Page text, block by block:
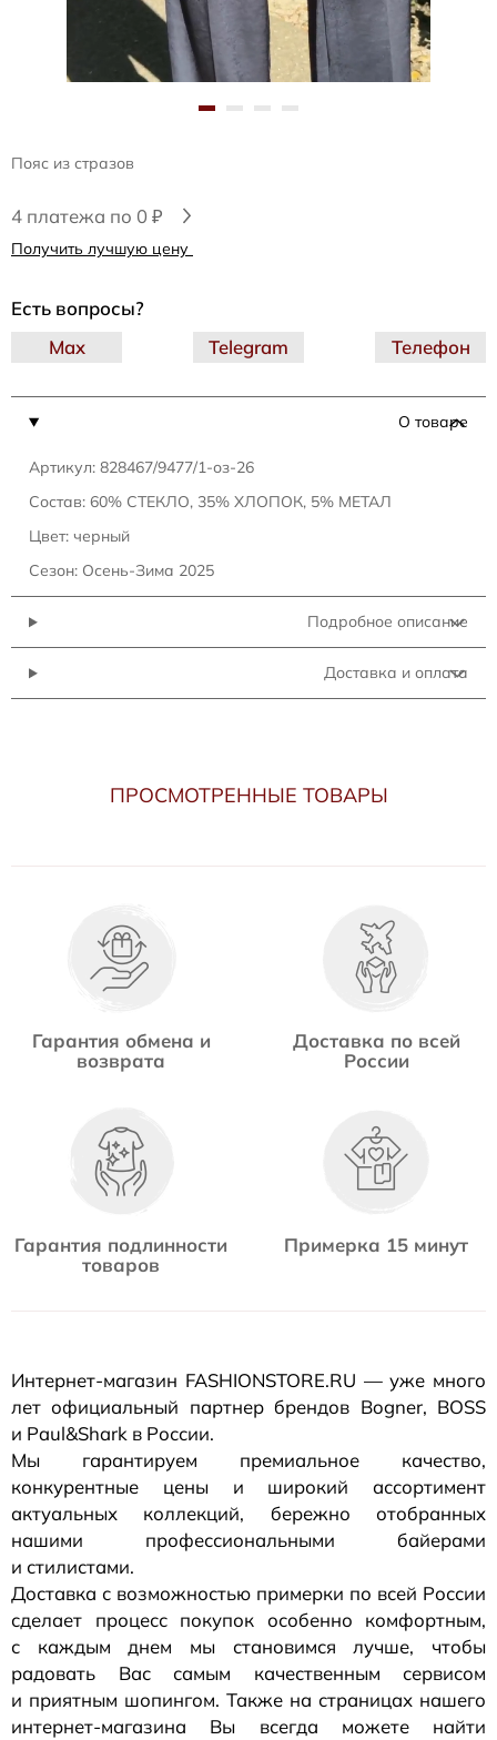
Пояс из стразов
4 платежа по 0 ₽
Получить лучшую цену
О товаре
Артикул: 828467/9477/1-оз-26
Состав: 60% СТЕКЛО, 35% ХЛОПОК, 5% МЕТАЛ
Цвет: черный
Сезон: Осень-Зима 2025
Подробное описание
Доставка и оплата
Есть вопросы?
Telegram
Max Телефон
ПРОСМОТРЕННЫЕ ТОВАРЫ
Гарантия обмена и
возврата
Доставка по всей
России
Гарантия подлинности
товаров
Примерка 15 минут
Интернет-магазин FASHIONSTORE.RU — уже много
лет официальный партнер брендов Bogner, BOSS
и Paul&Shark в России.
Мы гарантируем премиальное качество,
конкурентные цены и широкий ассортимент
актуальных коллекций, бережно отобранных
нашими профессиональными байерами
и стилистами.
Доставка с возможностью примерки по всей России
сделает процесс покупок особенно комфортным,
с каждым днем мы становимся лучше, чтобы
радовать Вас самым качественным сервисом
и приятным шопингом. Также на страницах нашего
интернет-магазина Вы всегда можете найти